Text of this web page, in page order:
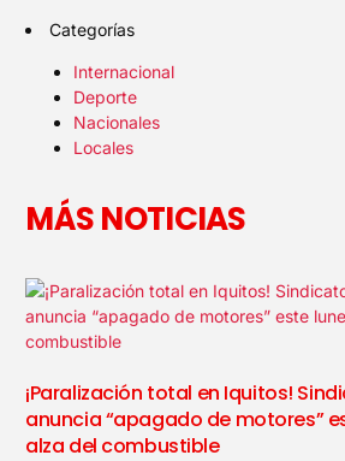
Categorías
Internacional
Deporte
Nacionales
Locales
MÁS NOTICIAS
¡Paralización total en Iquitos!
anuncia “apagado de motores”
alza del combustible